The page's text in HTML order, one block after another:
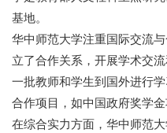
基地。
华中师范大学注重国际交流
立了合作关系，开展学术交
一批教师和学生到国外进行
合作项目，如中国政府奖学金
在综合实力方面，华中师范